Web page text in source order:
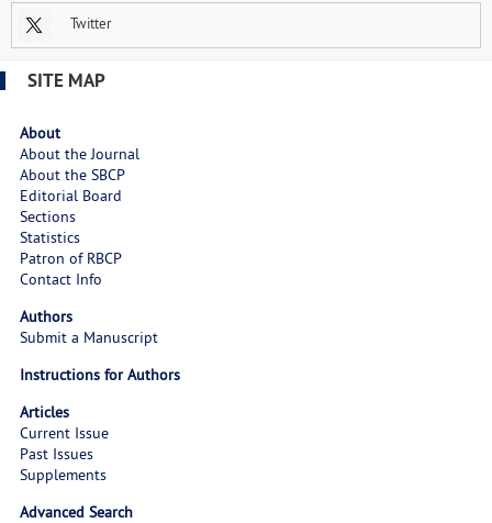
Twitter
SITE MAP
About
About the Journal
About the SBCP
Editorial Board
Sections
Statistics
Patron of RBCP
Contact Info
Authors
Submit a Manuscript
Instructions for Authors
Articles
Current Issue
Past Issues
Supplements
Advanced Search